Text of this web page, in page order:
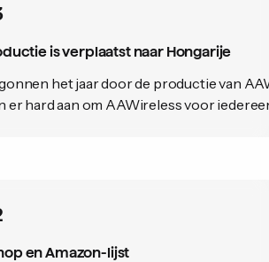
is verplaatst naar Hongarije
het jaar door de productie van
er hard aan om AAWireless voor
en Amazon-lijst